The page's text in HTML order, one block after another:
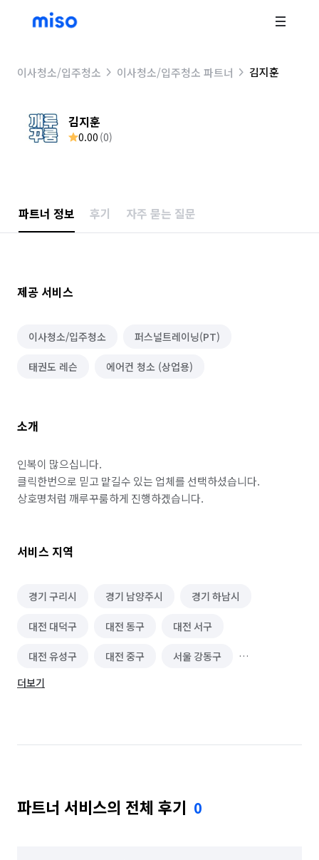
이사청소/입주청소 이사청소/입주청소 파트너 김지훈
김지훈
0.00 (0)
파트너 정보 후기 자주 묻는 질문
제공 서비스
이사청소/입주청소 퍼스널트레이닝(PT)
태권도 레슨 에어컨 청소 (상업용)
소개
인복이 많으십니다.
클릭한번으로 믿고 맡길수 있는 업체를 선택하셨습니다.
상호명처럼 깨루꾸룸하게 진행하겠습니다.
서비스 지역
경기 구리시 경기 남양주시 경기 하남시
대전 대덕구 대전 동구 대전 서구
대전 유성구 대전 중구 서울 강동구
서울 광진구
더보기
파트너 서비스의 전체 후기 0